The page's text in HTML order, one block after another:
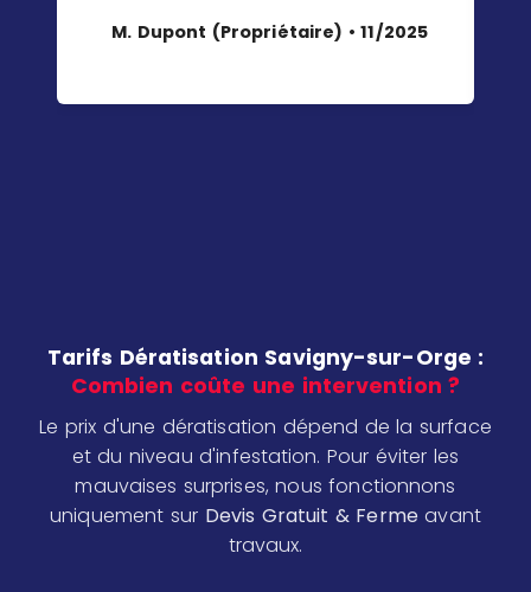
M. Dupont (Propriétaire) • 11/2025
Tarifs Dératisation Savigny-sur-Orge :
Combien coûte une intervention ?
Le prix d'une dératisation dépend de la surface
et du niveau d'infestation. Pour éviter les
mauvaises surprises, nous fonctionnons
uniquement sur Devis Gratuit & Fermeavant
travaux.